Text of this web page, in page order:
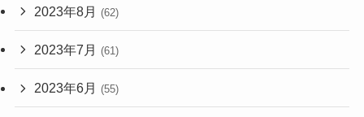
2023年8月 (62)
2023年7月 (61)
2023年6月 (55)